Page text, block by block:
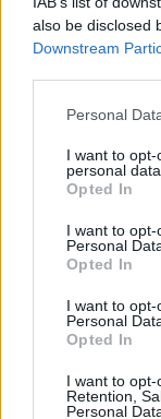
also be disclosed
Downstream
Personal
I want to
personal data.
Opted In
I want to
Personal
Opted In
I want to
Personal
Opted In
I want to opt-
Retention,
Personal
Dit houdt
naar Ajax
De
Kritiek op
spelers
De eerste
Gloukh
Steur kiest
Blind kan